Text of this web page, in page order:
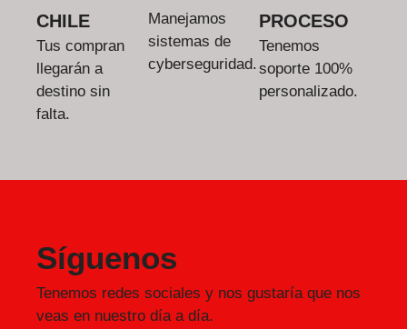
CHILE
Tus compran
llegarán a
destino sin
falta.
Manejamos
sistemas de
cyberseguridad.
PROCESO
Tenemos
soporte 100%
personalizado.
Síguenos
Tenemos redes sociales y nos gustaría que nos
veas en nuestro día a día.